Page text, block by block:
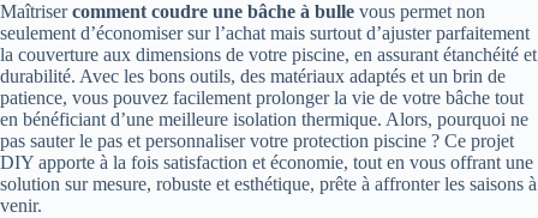
Maîtrisercomment coudre une bâche à bulle vous permet non
seulement d’économiser sur l’achat mais surtout d’ajuster parfaitement
la couverture aux dimensions de votre piscine, en assurant étanchéité et
durabilité. Avec les bons outils, des matériaux adaptés et un brin de
patience, vous pouvez facilement prolonger la vie de votre bâche tout
en bénéficiant d’une meilleure isolation thermique. Alors, pourquoi ne
pas sauter le pas et personnaliser votre protection piscine ? Ce projet
DIY apporte à la fois satisfaction et économie, tout en vous offrant une
solution sur mesure, robuste et esthétique, prête à affronter les saisons à
venir.